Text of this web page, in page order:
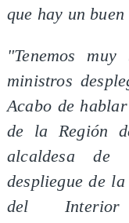
que hay un
"Tenemos
ministros
Acabo de
de la Región
alcaldesa de
despliegue de
del